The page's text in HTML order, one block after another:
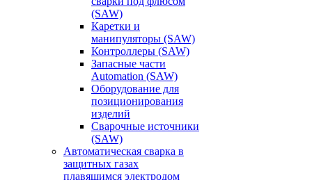
(SAW)
Каретки и
манипуляторы (SAW)
Контроллеры (SAW)
Запасные части
Automation (SAW)
Оборудование для
позиционирования
изделий
Сварочные источники
(SAW)
Автоматическая сварка в
защитных газах
плавящимся электродом